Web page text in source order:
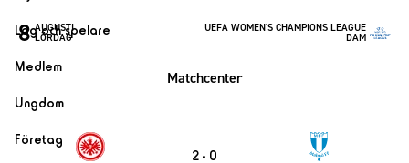
Biljett
Mitt MFF
Biljetter till bortamatcher
Lag och spelare
Lag
Spelare
Ledarstab
Medlem
Medlemskap i Malmö FF
Ungdom
MFF Ungdom
Företag
LÖRDAG
8 AUGUSTI UEFA WOMEN'S CHAMPIONS LEAGUE
DAM
2 - 0
Matchcenter